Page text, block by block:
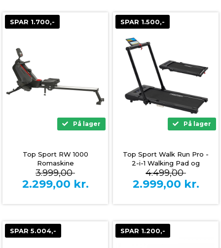
SPAR 1.700,-
På lager
Top Sport RW 1000
Romaskine
3.999,00
2.299,00 kr.
SPAR 1.500,-
På lager
Top Sport Walk Run Pro -
2-i-1 Walking Pad og
Løbebånd
4.499,00
2.999,00 kr.
SPAR 5.004,- SPAR 1.200,-